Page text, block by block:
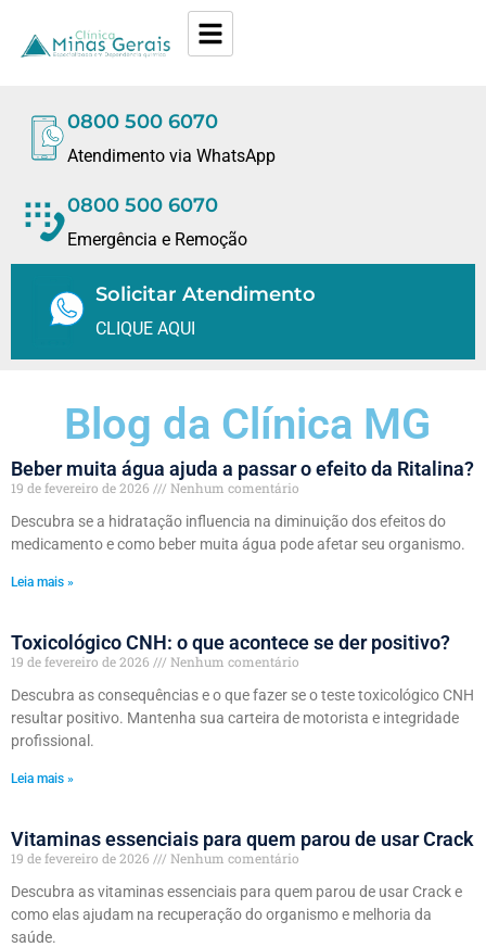
0800 500 6070
Atendimento via WhatsApp
0800 500 6070
Emergência e Remoção
Solicitar Atendimento
CLIQUE AQUI
Blog da Clínica MG
Beber muita água ajuda a passar o efeito da Ritalina?
19 de fevereiro de 2026
Nenhum comentário
Descubra se a hidratação influencia na diminuição dos efeitos do
medicamento e como beber muita água pode afetar seu organismo.
Leia mais »
Toxicológico CNH: o que acontece se der positivo?
19 de fevereiro de 2026
Nenhum comentário
Descubra as consequências e o que fazer se o teste toxicológico CNH
resultar positivo. Mantenha sua carteira de motorista e integridade
profissional.
Leia mais »
Vitaminas essenciais para quem parou de usar Crack
19 de fevereiro de 2026
Nenhum comentário
Descubra as vitaminas essenciais para quem parou de usar Crack e
como elas ajudam na recuperação do organismo e melhoria da
saúde.